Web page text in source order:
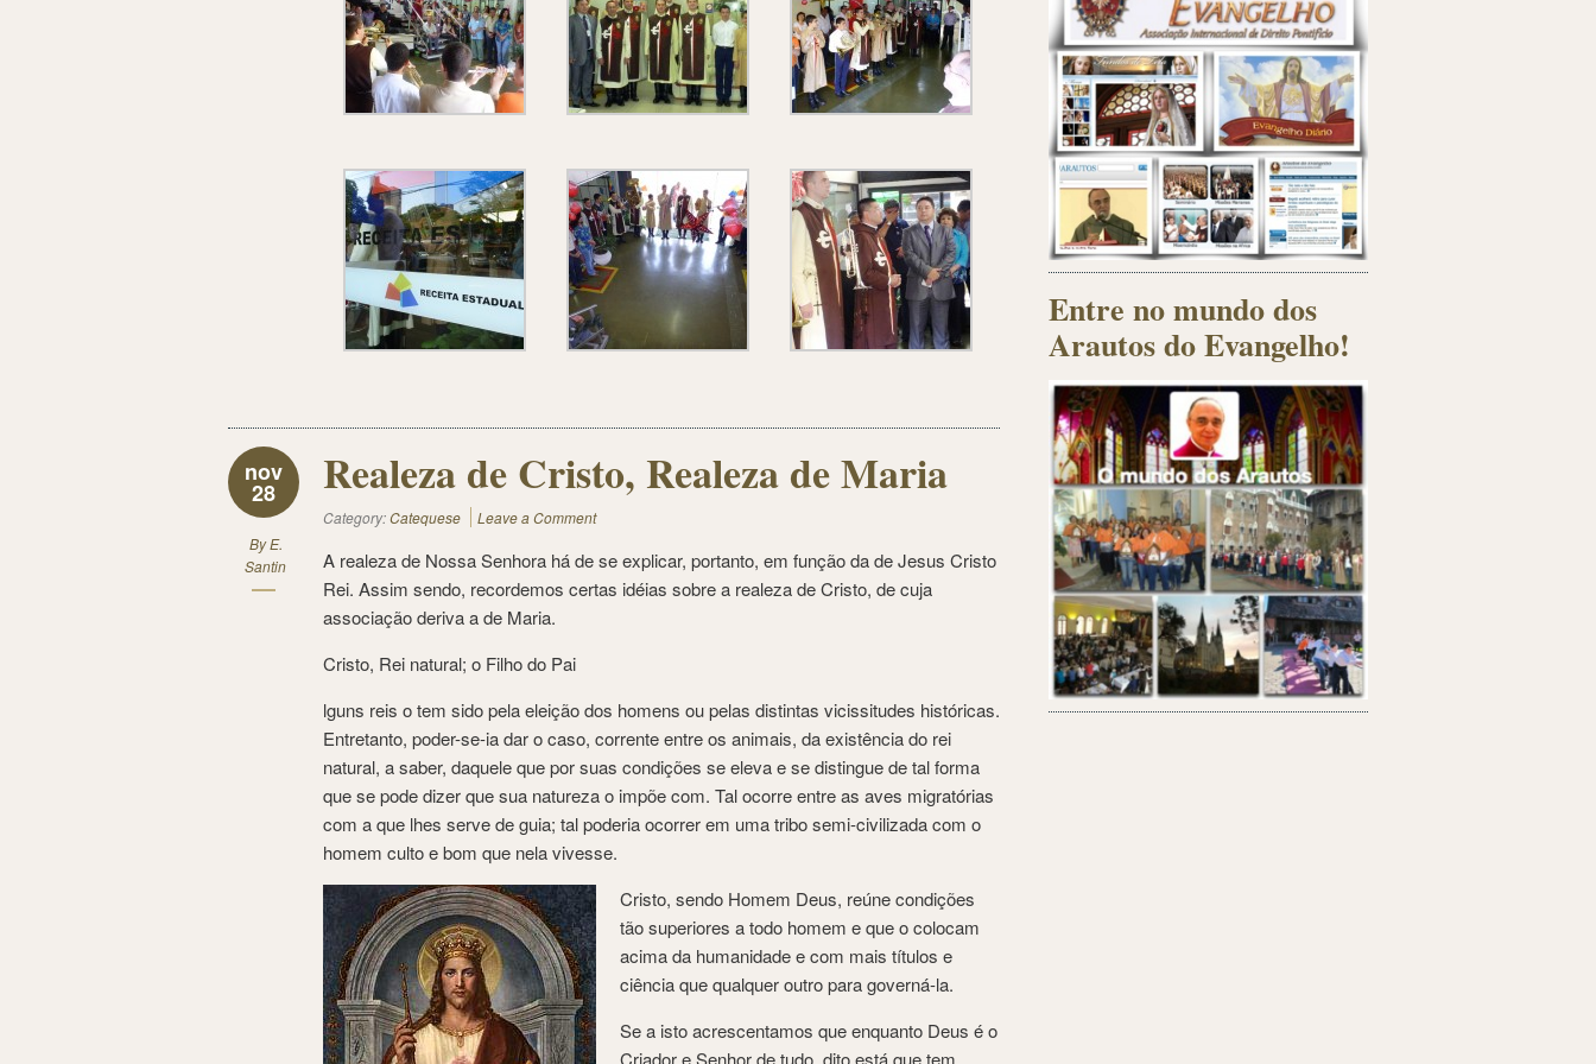
nov
28
ByE.
Santin
Realeza de Cristo, Realeza de Maria
Category:Catequese Leave a Comment
A realeza de Nossa Senhora há de se explicar, portanto, em função da de Jesus Cristo
Rei. Assim sendo, recordemos certas idéias sobre a realeza de Cristo, de cuja
associação deriva a de Maria.
Cristo, Rei natural; o Filho do Pai
lguns reis o tem sido pela eleição dos homens ou pelas distintas vicissitudes históricas.
Entretanto, poder-se-ia dar o caso, corrente entre os animais, da existência do rei
natural, a saber, daquele que por suas condições se eleva e se distingue de tal forma
que se pode dizer que sua natureza o impõe com. Tal ocorre entre as aves migratórias
com a que lhes serve de guia; tal poderia ocorrer em uma tribo semi-civilizada com o
homem culto e bom que nela vivesse.
Cristo, sendo Homem Deus, reúne condições
tão superiores a todo homem e que o colocam
acima da humanidade e com mais títulos e
ciência que qualquer outro para governá-la.
Se a isto acrescentamos que enquanto Deus é o
Criador e Senhor de tudo, dito está que tem
Entre no mundo dos
Arautos do Evangelho!